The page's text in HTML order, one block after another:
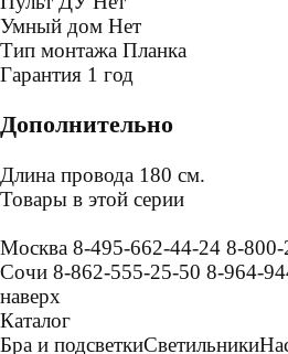
Умный дом Нет
Тип монтажа Планка
Гарантия 1 год
Дополнительно
Длина провода 180 см.
Товары в этой серии
Москва 8-495-662-44-24 8-
Сочи 8-862-555-25-50 8-964-
наверх
Каталог
Бра и подсветкиСветильники